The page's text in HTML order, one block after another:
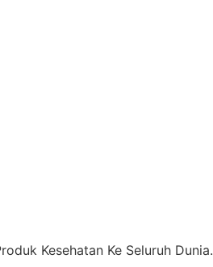
Kesehatan Ke Seluruh Dunia.